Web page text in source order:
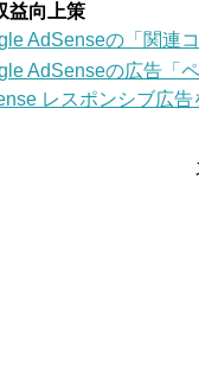
益向上策
AdSenseの「関連
AdSenseの広告「
レスポンシブ広